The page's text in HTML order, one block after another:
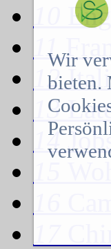
11
12
13
14
Wir
bieten.